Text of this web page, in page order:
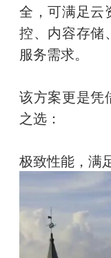
全，可满足云
控、内容存储
服务需求。
该方案更是凭
之选：
极致性能，满